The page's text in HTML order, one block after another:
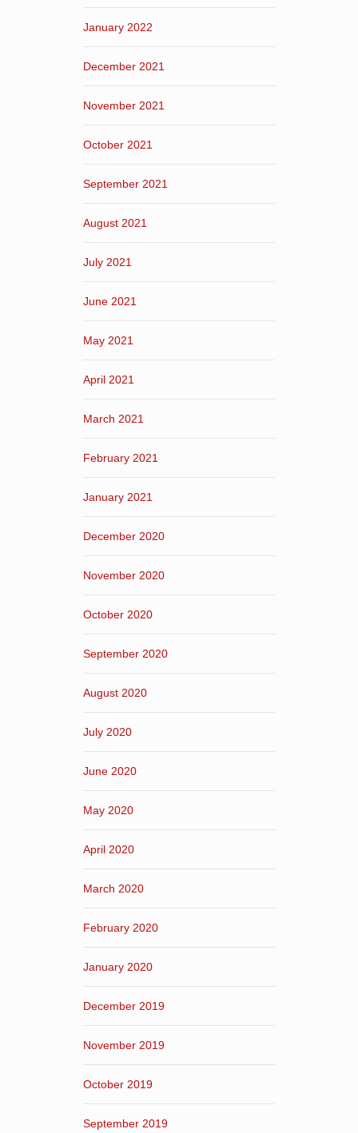
January 2022
December 2021
November 2021
October 2021
September 2021
August 2021
July 2021
June 2021
May 2021
April 2021
March 2021
February 2021
January 2021
December 2020
November 2020
October 2020
September 2020
August 2020
July 2020
June 2020
May 2020
April 2020
March 2020
February 2020
January 2020
December 2019
November 2019
October 2019
September 2019